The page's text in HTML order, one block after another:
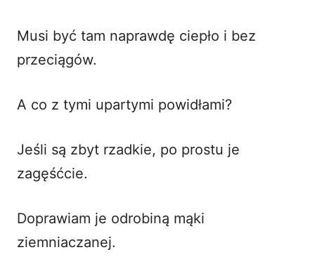
Musi być tam naprawdę ciepło i bez
przeciągów.
A co z tymi upartymi powidłami?
Jeśli są zbyt rzadkie, po prostu je
zagęśćcie.
Doprawiam je odrobiną mąki
ziemniaczanej.